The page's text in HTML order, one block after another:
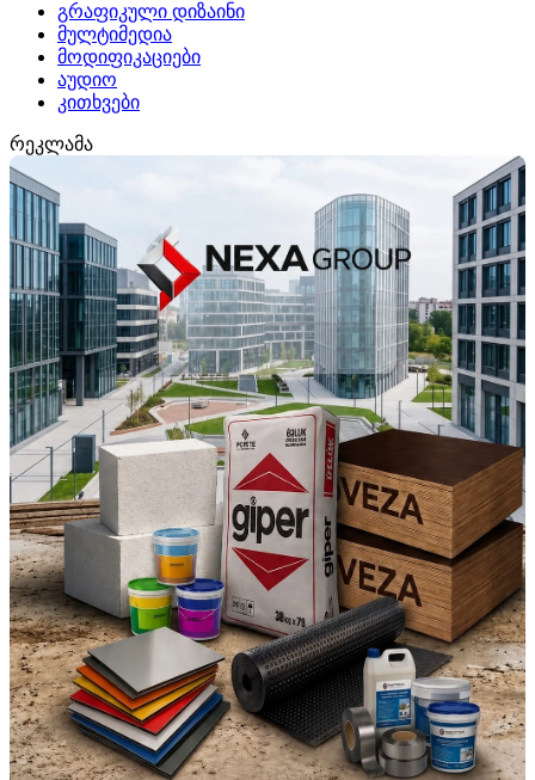
გრაფიკული დიზაინი
მულტიმედია
მოდიფიკაციები
აუდიო
კითხვები
რეკლამა